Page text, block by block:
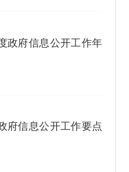
政府信息公开工作年
府信息公开工作要点